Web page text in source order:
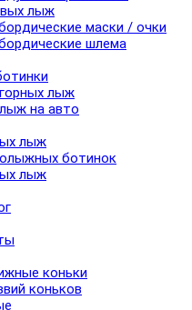
лыж
маски / очки
шлема
лыж
на авто
лыж
ботинок
лыж
коньки
коньков